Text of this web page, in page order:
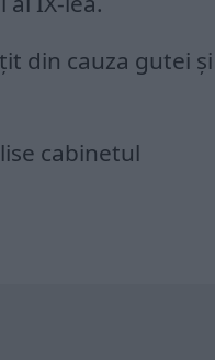
din cauza gutei şi
cabinetul